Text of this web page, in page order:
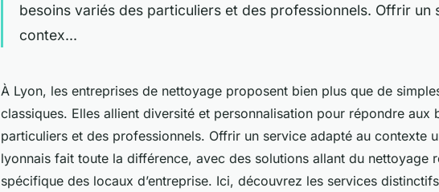
besoins variés des particuliers et des professionnels. Offrir un
contex...
À Lyon, les entreprises de nettoyage proposent bien plus que de
classiques. Elles allient diversité et personnalisation pour répondre aux
particuliers et des professionnels. Offrir un service adapté au contexte
lyonnais fait toute la différence, avec des solutions allant du nettoyage
spécifique des locaux d’entreprise. Ici, découvrez les services